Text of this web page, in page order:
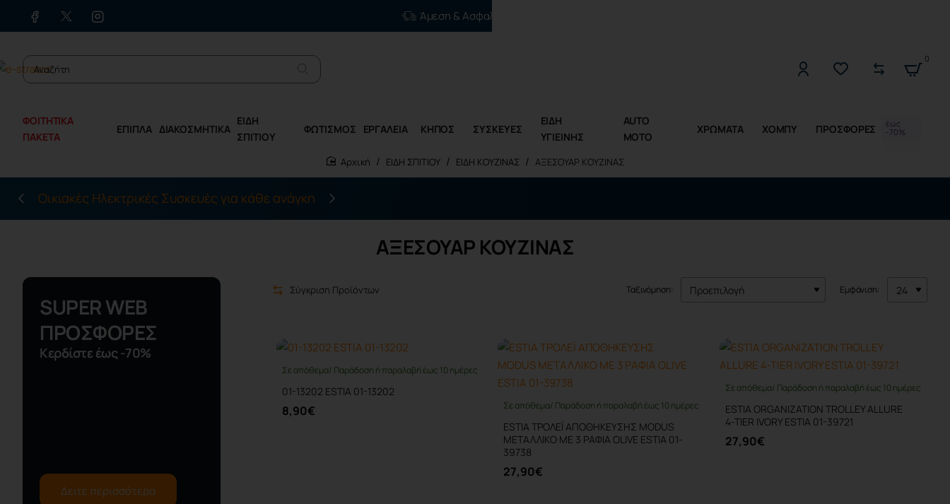
Άμεση & Ασφαλής Διανομή
0
ΦΟΙΤΗΤΙΚΑ
ΠΑΚΕΤΑ
ΕΠΙΠΛΑ ΔΙΑΚΟΣΜΗΤΙΚΑ
ΕΙΔΗ
ΣΠΙΤΙΟΥ
ΦΩΤΙΣΜΟΣ ΕΡΓΑΛΕΙΑ ΚΗΠΟΣ ΣΥΣΚΕΥΕΣ
ΕΙΔΗ
ΥΓΙΕΙΝΗΣ
AUTO
MOTO
ΧΡΩΜΑΤΑ ΧΟΜΠΥ ΠΡΟΣΦΟΡΕΣ
έως
-70%
ΕΙΔΗ ΣΠΙΤΙΟΥ ΕΙΔΗ ΚΟΥΖΙΝΑΣ ΑΞΕΣΟΥΑΡ ΚΟΥΖΙΝΑΣ
Οικιακές Ηλεκτρικές Συσκευές για κάθε ανάγκη
ΑΞΕΣΟΥΑΡ ΚΟΥΖΙΝΑΣ
SUPER WEB
ΠΡΟΣΦΟΡΕΣ
Κερδίστε έως -70%
Δείτε περισσότερα
Σύγκριση Προϊόντων Ταξινόμηση: Εμφάνιση:
Σε απόθεμα/ Παράδοση ή παραλαβή έως 10 ημέρες
01-13202 ESTIA 01-13202
8,90€ Σε απόθεμα/ Παράδοση ή παραλαβή έως 10 ημέρες
ESTIA ΤΡΟΛΕΪ ΑΠΟΘΗΚΕΥΣΗΣ MODUS
ΜΕΤΑΛΛΙΚΟ ΜΕ 3 ΡΑΦΙΑ OLIVE ESTIA 01-
39738
27,90€
Σε απόθεμα/ Παράδοση ή παραλαβή έως 10 ημέρες
ESTIA ORGANIZATION TROLLEY ALLURE
4-TIER IVORY ESTIA 01-39721
27,90€